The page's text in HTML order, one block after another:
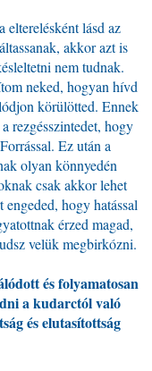
elterelésként lásd az
akkor azt is
nem tudnak.
neked, hogyan hívd
körülötted. Ennek
rezgésszintedet, hogy
Ez után a
olyan könnyedén
csak akkor lehet
hogy hatással
érzed magad,
velük megbirkózni.
és folyamatosan
a kudarctól való
és elutasítottság